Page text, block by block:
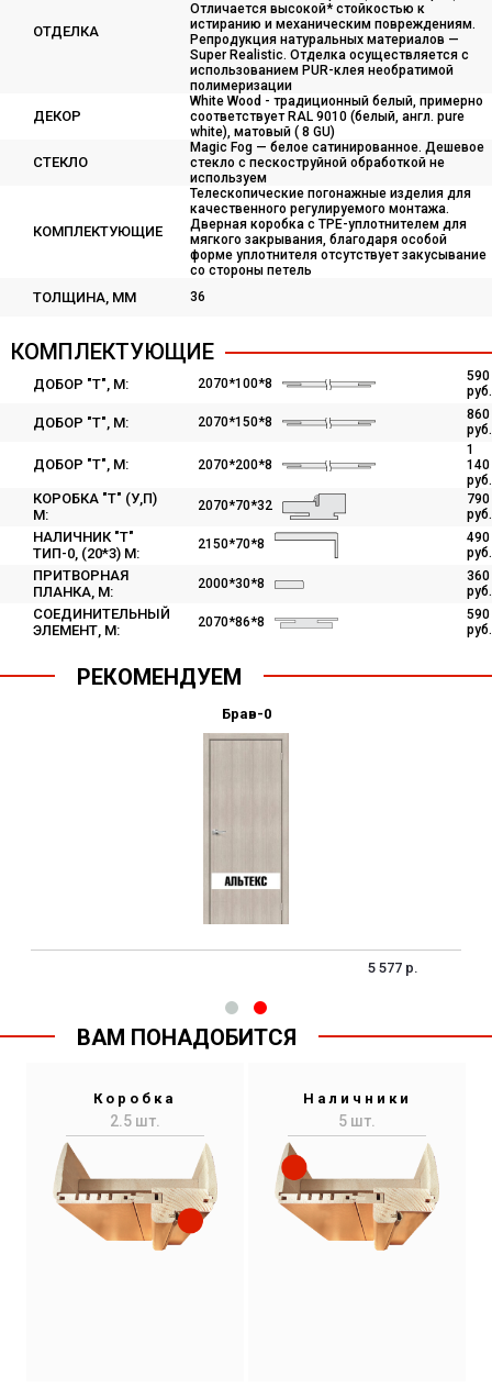
ОТДЕЛКА
Отличается высокой* стойкостью к
истиранию и механическим повреждениям.
Репродукция натуральных материалов —
Super Realistic. Отделка осуществляется с
использованием PUR-клея необратимой
полимеризации
ДЕКОР
White Wood - традиционный белый, примерно
соответствует RAL 9010 (белый, англ. pure
white), матовый ( 8 GU)
СТЕКЛО
Magic Fog — белое сатинированное. Дешевое
стекло с пескоструйной обработкой не
используем
КОМПЛЕКТУЮЩИЕ
Телескопические погонажные изделия для
качественного регулируемого монтажа.
Дверная коробка с TPE-уплотнителем для
мягкого закрывания, благодаря особой
форме уплотнителя отсутствует закусывание
со стороны петель
ТОЛЩИНА, ММ 36
КОМПЛЕКТУЮЩИЕ
ДОБОР "Т", M: 2070*100*8
590
руб.
ДОБОР "Т", М: 2070*150*8
860
руб.
ДОБОР "Т", М: 2070*200*8
1
140
руб.
КОРОБКА "Т" (У,П)
М:
2070*70*32
790
руб.
НАЛИЧНИК "Т"
ТИП-0, (20*3) М:
2150*70*8
490
руб.
ПРИТВОРНАЯ
ПЛАНКА, М:
2000*30*8
360
руб.
СОЕДИНИТЕЛЬНЫЙ
ЭЛЕМЕНТ, M:
2070*86*8
590
руб.
РЕКОМЕНДУЕМ
Брав-0
5 577 р.
ВАМ ПОНАДОБИТСЯ
Коробка
2.5 шт.
Наличники
5 шт.